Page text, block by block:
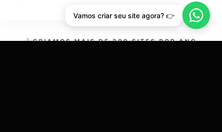
CRIAMOS MAIS DE 200 SITES POR ANO.
Vamos criar seu site agora? 👉